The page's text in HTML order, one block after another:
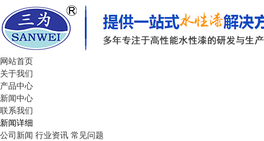
网站首页
关于我们
产品中心
新闻中心
联系我们
新闻详细
公司新闻 行业资讯 常见问题